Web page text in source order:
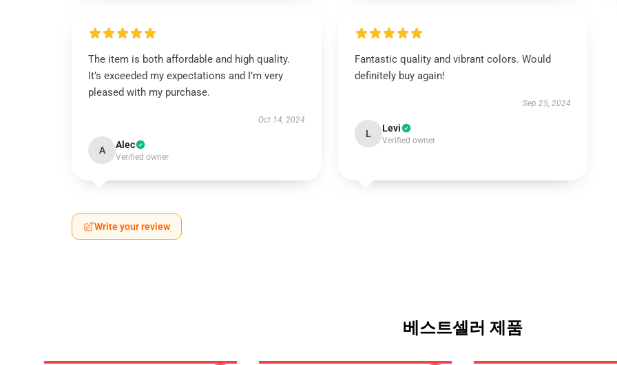
The item is both affordable and high quality.
It’s exceeded my expectations and I’m very
pleased with my purchase.
Oct 14, 2024
A Alec
Verified owner
Fantastic quality and vibrant colors. Would
definitely buy again!
Sep 25, 2024
L Levi
Verified owner
Write your review
베스트셀러 제품